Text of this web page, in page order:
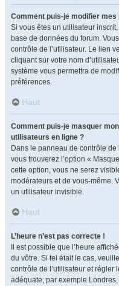
Comment puis-je modifier
Si vous êtes un utilisateur
base de données du forum.
contrôle de l’utilisateur. Le lien
cliquant sur votre nom
système vous permettra de
préférences.
Haut
Comment puis-je masquer
utilisateurs en ligne ?
Dans le panneau de contrôle de
vous trouverez l’option «
cette option, vous ne serez
modérateurs et de vous-même.
un utilisateur invisible.
Haut
L’heure n’est pas correcte !
Il est possible que l’heure
du vôtre. Si tel était le cas,
contrôle de l’utilisateur et régler
adéquate, par exemple